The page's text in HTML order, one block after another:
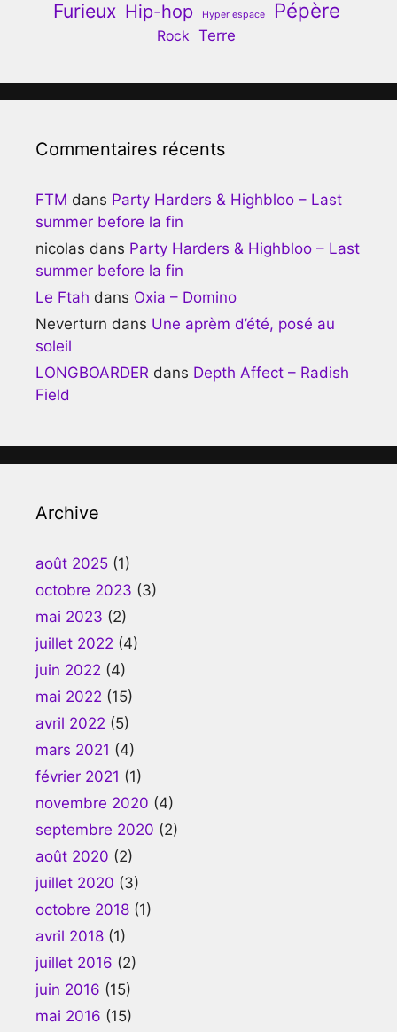
Furieux Hip-hop Hyper espace Pépère
Rock Terre
Commentaires récents
FTM dans Party Harders & Highbloo – Last
summer before la fin
nicolas dans Party Harders & Highbloo – Last
summer before la fin
Le Ftah dans Oxia – Domino
Neverturn dans Une aprèm d’été, posé au
soleil
LONGBOARDER dans Depth Affect – Radish
Field
Archive
août 2025 (1)
octobre 2023 (3)
mai 2023 (2)
juillet 2022 (4)
juin 2022 (4)
mai 2022 (15)
avril 2022 (5)
mars 2021 (4)
février 2021 (1)
novembre 2020 (4)
septembre 2020 (2)
août 2020 (2)
juillet 2020 (3)
octobre 2018 (1)
avril 2018 (1)
juillet 2016 (2)
juin 2016 (15)
mai 2016 (15)